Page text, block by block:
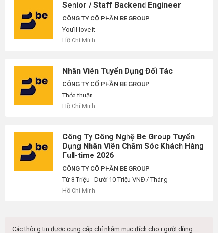
Senior / Staff Backend Engineer
CÔNG TY CỔ PHẦN BE GROUP
You'll love it
Hồ Chí Minh
Nhân Viên Tuyển Dụng Đối Tác
CÔNG TY CỔ PHẦN BE GROUP
Thỏa thuận
Hồ Chí Minh
Công Ty Công Nghệ Be Group Tuyển
Dụng Nhân Viên Chăm Sóc Khách Hàng
Full-time 2026
CÔNG TY CỔ PHẦN BE GROUP
Từ 8 Triệu - Dưới 10 Triệu VNĐ / Tháng
Hồ Chí Minh
Các thông tin được cung cấp chỉ nhằm mục đích cho người dùng